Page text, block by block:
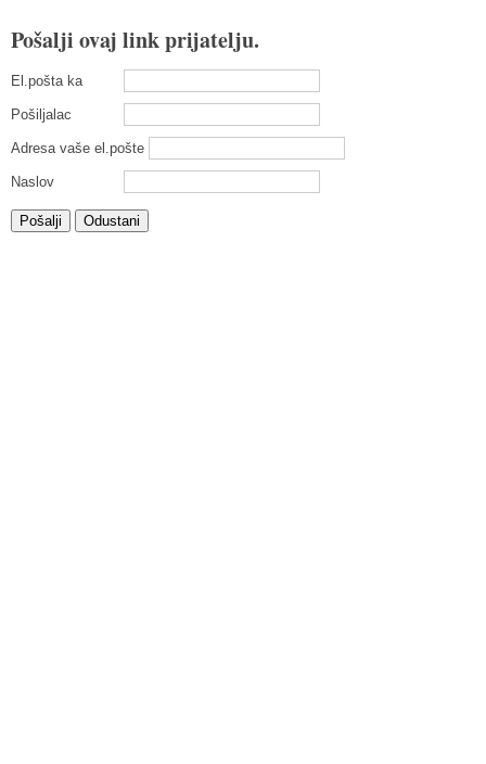
Pošalji ovaj link prijatelju.
El.pošta ka
Pošiljalac
Adresa vaše el.pošte
Naslov
Pošalji Odustani